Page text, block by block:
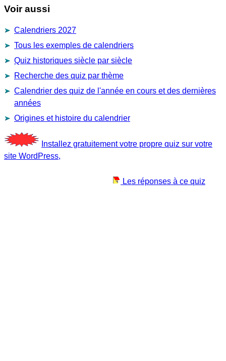
Voir aussi
Calendriers 2027
Tous les exemples de calendriers
Quiz historiques siècle par siècle
Recherche des quiz par thème
Calendrier des quiz de l'année en cours et des dernières
années
Origines et histoire du calendrier
Installez gratuitement votre propre quiz sur votre
site WordPress,
Les réponses à ce quiz